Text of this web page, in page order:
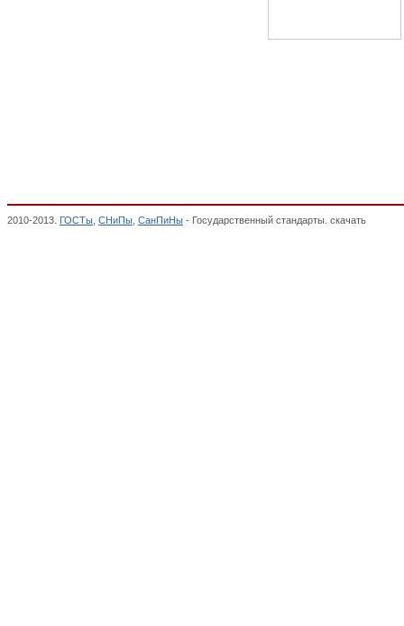
2010-2013. ГОСТы СНиПы СанПиНы - Государственный стандарты. скачать